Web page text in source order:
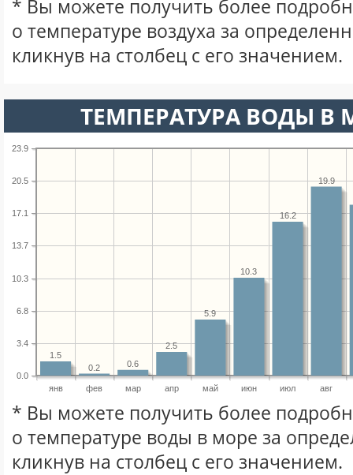
* Вы можете получить более
о температуре воздуха за
кликнув на столбец с его значением.
ТЕМПЕРАТУРА ВОДЫ В
янв фев мар апр май июн июл авг
0.0
3.4
6.8
10.3
13.7
17.1
20.5
23.9
19.9
16.2
10.3
5.9
2.5
0.6
0.2
1.5
* Вы можете получить более
о температуре воды в море за
кликнув на столбец с его значением.